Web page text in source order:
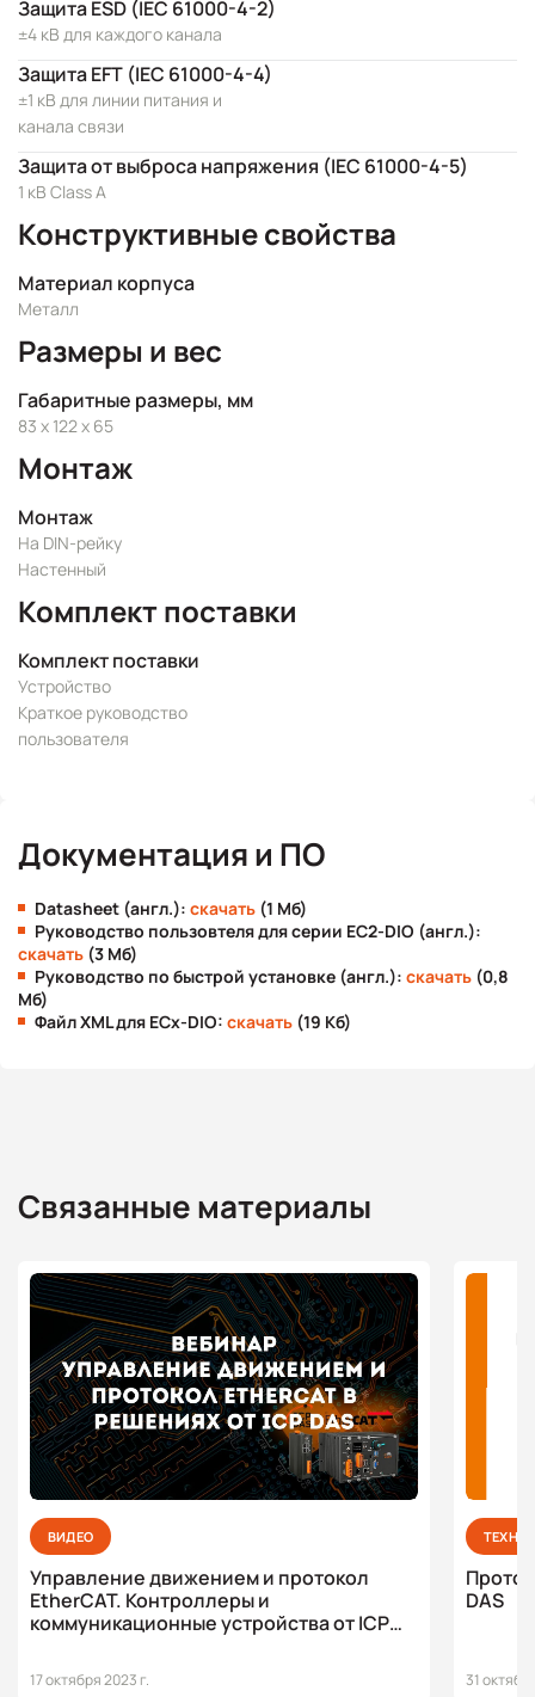
Защита ESD (IEC 61000-4-2)
±4 кВ для каждого канала
Защита EFT (IEC 61000-4-4)
±1 кВ для линии питания и
канала связи
Защита от выброса напряжения (IEC 61000-4-5)
1 кВ Class A
Конструктивные свойства
Материал корпуса
Металл
Размеры и вес
Габаритные размеры, мм
83 x 122 x 65
Монтаж
Монтаж
На DIN-рейку
Настенный
Комплект поставки
Комплект поставки
Устройство
Краткое руководство
пользователя
Документация и ПО
Datasheet (англ.): скачать (1 Мб)
Руководство пользовтеля для серии EC2-DIO (англ.):
скачать (3 Мб)
Руководство по быстрой установке (англ.): скачать (0,8
Мб)
Файл XML для ECx-DIO: скачать (19 Кб)
Связанные материалы
ВИДЕО
Управление движением и протокол
EtherCAT. Контроллеры и
коммуникационные устройства от ICP
17 октября 2023 г.
DAS
31